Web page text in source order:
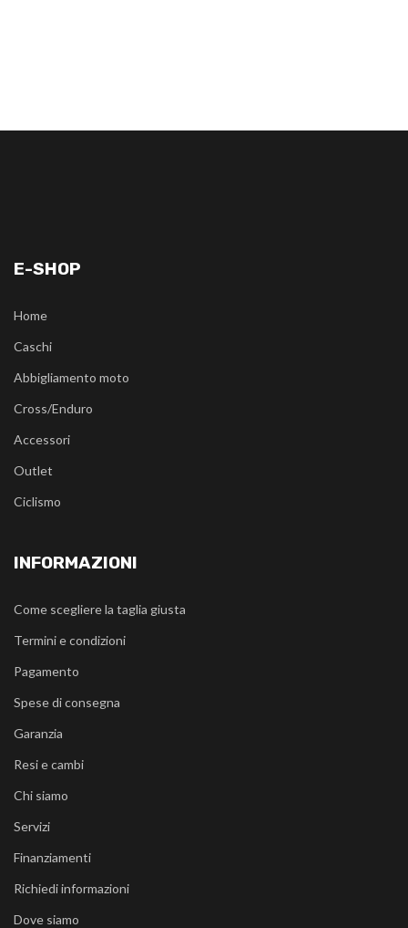
E-SHOP
Home
Caschi
Abbigliamento moto
Cross/Enduro
Accessori
Outlet
Ciclismo
INFORMAZIONI
Come scegliere la taglia giusta
Termini e condizioni
Pagamento
Spese di consegna
Garanzia
Resi e cambi
Chi siamo
Servizi
Finanziamenti
Richiedi informazioni
Dove siamo